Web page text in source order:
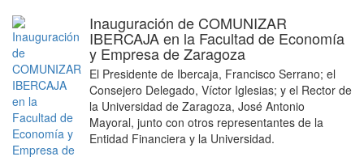
Inauguración de COMUNIZAR
IBERCAJA en la Facultad de Economía
y Empresa de Zaragoza
El Presidente de Ibercaja, Francisco Serrano; el
Consejero Delegado, Víctor Iglesias; y el Rector de
la Universidad de Zaragoza, José Antonio
Mayoral, junto con otros representantes de la
Entidad Financiera y la Universidad.